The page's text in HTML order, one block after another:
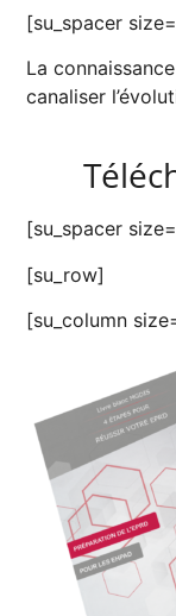
[su_spacer
La
canaliser
[su_spacer
[su_row]
[su_column